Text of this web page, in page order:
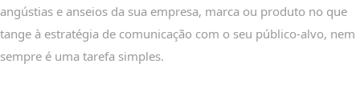
angústias e anseios da sua empresa, marca ou produto no que
tange à estratégia de comunicação com o seu público-alvo, nem
sempre é uma tarefa simples.